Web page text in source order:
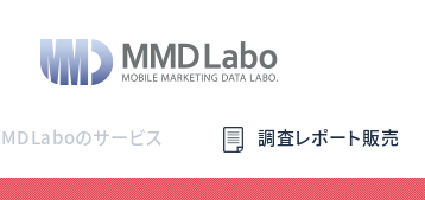
のサービス 調査レポート販売